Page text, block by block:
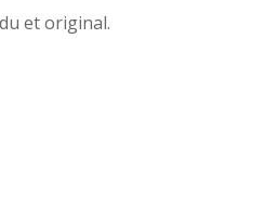
et original.